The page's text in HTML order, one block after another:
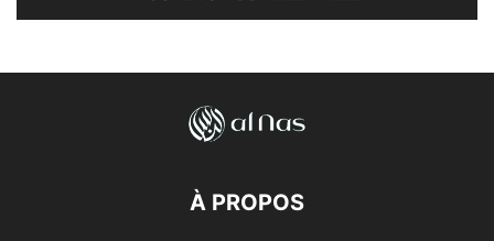
À PROPOS